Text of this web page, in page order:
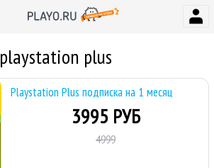
playstation plus
Playstation Plus подписка на 1 месяц
3995 РУБ
4999